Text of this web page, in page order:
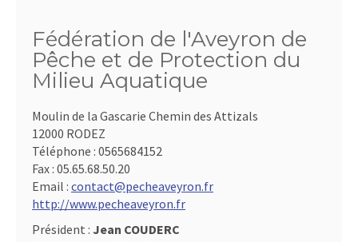
Fédération de l'Aveyron de
Pêche et de Protection du
Milieu Aquatique
Moulin de la Gascarie Chemin des Attizals
12000 RODEZ
Téléphone : 0565684152
Fax : 05.65.68.50.20
Email : contact@pecheaveyron.fr
http://www.pecheaveyron.fr
Président : Jean COUDERC